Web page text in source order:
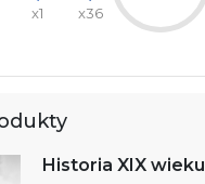
x1
x36
Historia XIX wieku